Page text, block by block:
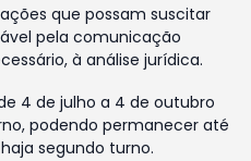
que possam suscitar
pela comunicação
à análise jurídica.
4 de julho a 4 de outubro
podendo permanecer até
segundo turno.